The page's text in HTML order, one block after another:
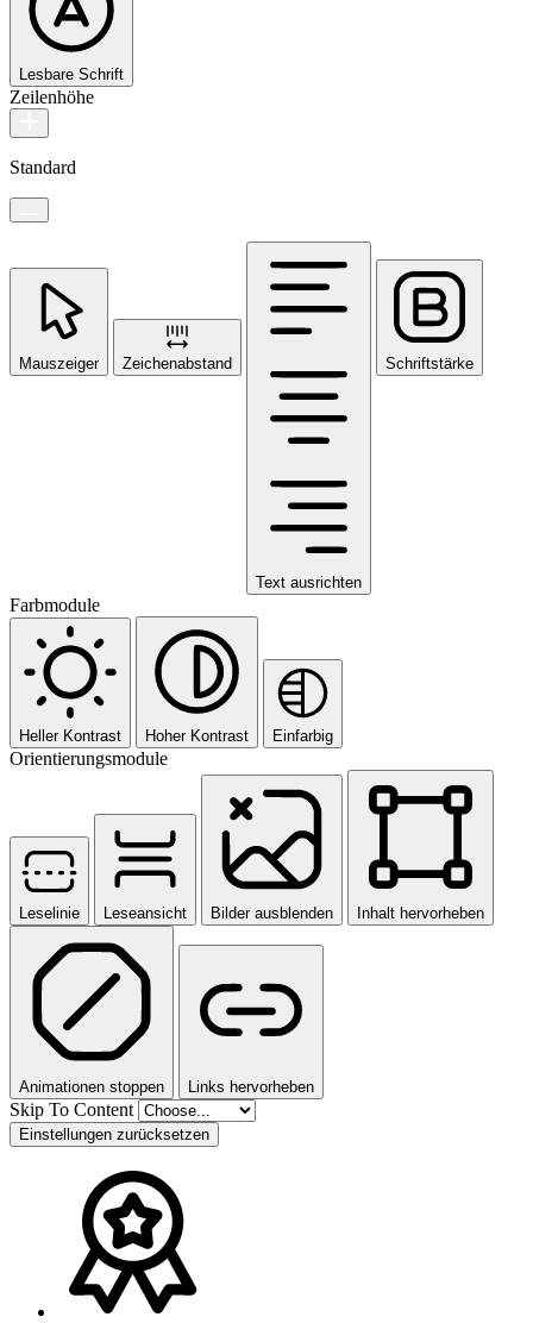
Lesbare Schrift
Zeilenhöhe
Standard
Mauszeiger Zeichenabstand
Text ausrichten
Schriftstärke
Farbmodule
Heller Kontrast Hoher Kontrast Einfarbig
Orientierungsmodule
Leselinie Leseansicht Bilder ausblenden Inhalt hervorheben
Animationen stoppen Links hervorheben
Skip To Content
Einstellungen zurücksetzen